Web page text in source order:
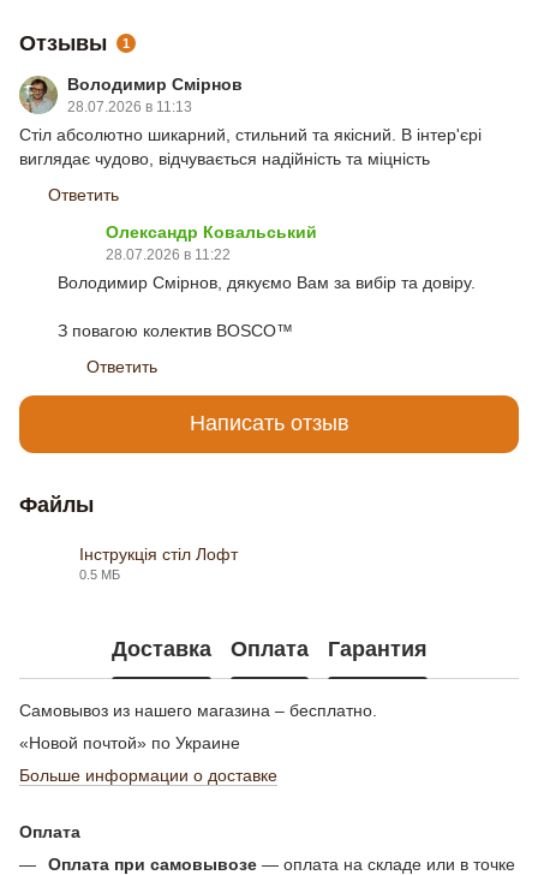
Отзывы 1
Володимир Смірнов
28.07.2026 в 11:13
Стіл абсолютно шикарний, стильний та якісний. В інтер'єрі
виглядає чудово, відчувається надійність та міцність
Ответить
Олександр Ковальський
28.07.2026 в 11:22
Володимир Смірнов, дякуємо Вам за вибір та довіру.
З повагою колектив BOSCO™
Ответить
Написать отзыв
Файлы
Інструкція стіл Лофт
0.5 МБ
Доставка Оплата Гарантия
Самовывоз из нашего магазина – бесплатно.
«Новой почтой» по Украине
Больше информации о доставке
Оплата
Оплата при самовывозе — оплата на складе или в точке